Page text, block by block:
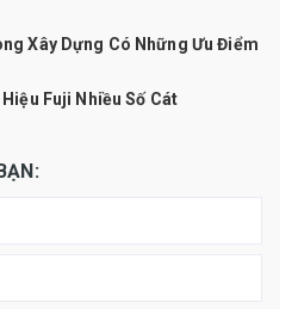
Xây Dựng Có Những Ưu Điểm
Fuji Nhiều Số Cát